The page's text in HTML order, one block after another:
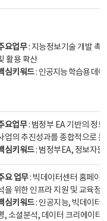
요업무: 지능정보기술 개발 촉
활용 확산
심키워드: 인공지능 학습용 데
요업무: 범정부 EA 기반의 정
업의 추진성과를 종합적으로
심키워드: 범정부EA, 정보자
요 업무: 빅데이터센터 홈페이
을 위한 인프라 지원 및 교육정
심키워드: 인공지능, 빅데이터,
, 소셜분석, 데이터 크리에이터